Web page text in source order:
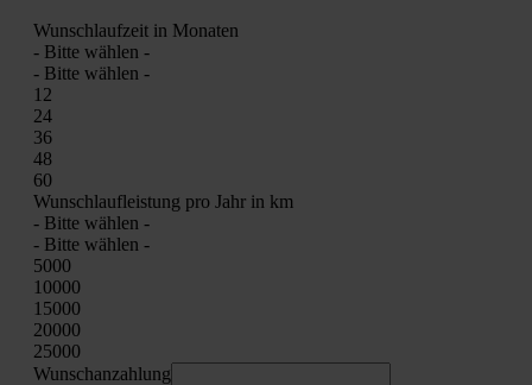
Wunsch­lauf­zeit in Mona­ten
- Bit­te wäh­len -
- Bit­te wäh­len -
12
24
36
48
60
Wunsch­lauf­leis­tung pro Jahr in km
- Bit­te wäh­len -
- Bit­te wäh­len -
5000
10000
15000
20000
25000
Wunschan­zah­lung